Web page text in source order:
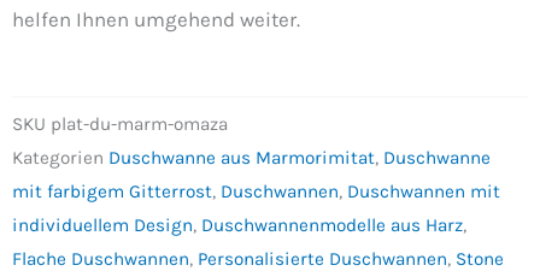
helfen Ihnen umgehend weiter.
SKU plat-du-marm-omaza
Kategorien Duschwanne aus Marmorimitat, Duschwanne
mit farbigem Gitterrost, Duschwannen, Duschwannen mit
individuellem Design, Duschwannenmodelle aus Harz,
Flache Duschwannen, Personalisierte Duschwannen, Stone